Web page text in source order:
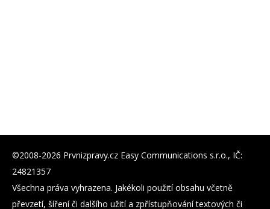
©2008-2026 Prvnizpravy.cz Easy Communications s.r.o., IČ:
24821357
Všechna práva vyhrazena. Jakékoli použití obsahu včetně
převzetí, šíření či dalšího užití a zpřístupňování textových či